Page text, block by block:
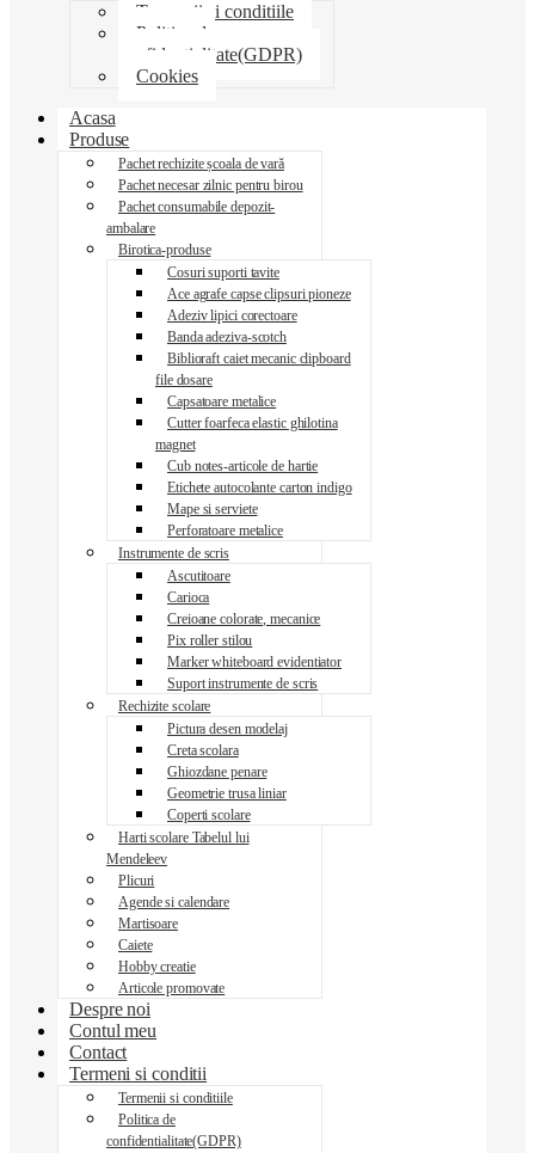
Termenii si conditiile
Politica de
confidentialitate(GDPR)
Cookies
Acasa
Produse
Pachet rechizite școala de vară
Pachet necesar zilnic pentru birou
Pachet consumabile depozit-
ambalare
Birotica-produse
Cosuri suporti tavite
Ace agrafe capse clipsuri pioneze
Adeziv lipici corectoare
Banda adeziva-scotch
Biblioraft caiet mecanic clipboard
file dosare
Capsatoare metalice
Cutter foarfeca elastic ghilotina
magnet
Cub notes-articole de hartie
Etichete autocolante carton indigo
Mape si serviete
Perforatoare metalice
Instrumente de scris
Ascutitoare
Carioca
Creioane colorate, mecanice
Pix roller stilou
Marker whiteboard evidentiator
Suport instrumente de scris
Rechizite scolare
Pictura desen modelaj
Creta scolara
Ghiozdane penare
Geometrie trusa liniar
Coperti scolare
Harti scolare Tabelul lui
Mendeleev
Plicuri
Agende si calendare
Martisoare
Caiete
Hobby creatie
Articole promovate
Despre noi
Contul meu
Contact
Termeni si conditii
Termenii si conditiile
Politica de
confidentialitate(GDPR)